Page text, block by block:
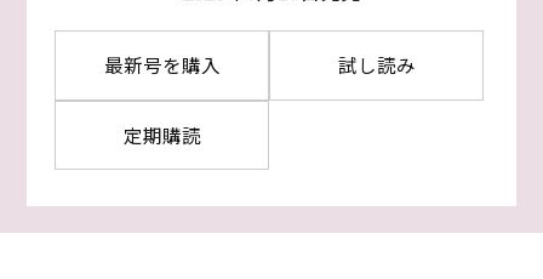
最新号を購入 試し読み
定期購読